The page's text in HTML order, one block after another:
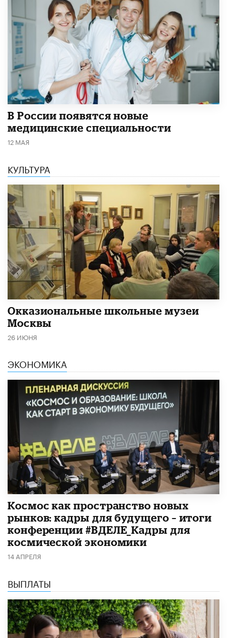
В России появятся новые
медицинские специальности
12 МАЯ
КУЛЬТУРА
​Окказиональные школьные музеи
Москвы
26 ИЮНЯ
ЭКОНОМИКА
Космос как пространство новых
рынков: кадры для будущего – итоги
конференции #ВДЕЛЕ_Кадры для
космической экономики
14 АПРЕЛЯ
ВЫПЛАТЫ